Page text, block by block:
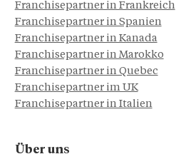
Franchisepartner in Frankreich
Franchisepartner in Spanien
Franchisepartner in Kanada
Franchisepartner in Marokko
Franchisepartner in Quebec
Franchisepartner im UK
Franchisepartner in Italien
Über uns